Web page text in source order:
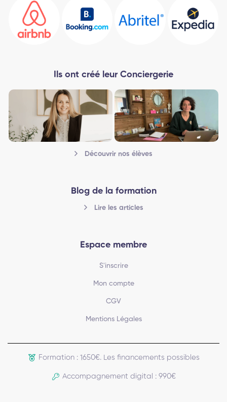
Ils ont créé leur Conciergerie
Découvrir nos élèves
Blog de la formation
Lire les articles
Espace membre
S'inscrire
Mon compte
CGV
Mentions Légales
Formation : 1650€. Les financements possibles
Accompagnement digital : 990€